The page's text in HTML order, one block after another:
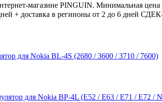
магазине PINGUIN. Минимальная цена
+ доставка в региноны от 2 до 6 дней
для Nokia BL-4S (2680 / 3600 / 3710 / 7600)
для Nokia BP-4L (E52 / E63 / E71 / E72 /